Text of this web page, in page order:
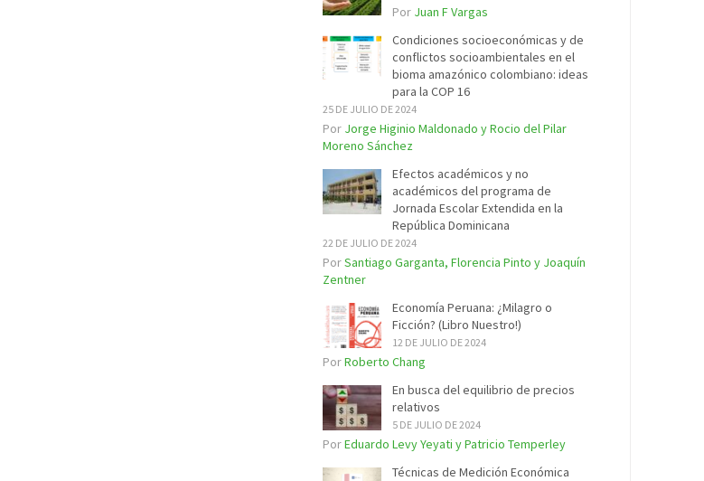
Por Juan F Vargas
Condiciones socioeconómicas y de
conflictos socioambientales en el
bioma amazónico colombiano: ideas
para la COP 16
25 DE JULIO DE 2024
Por Jorge Higinio Maldonado y Rocio del Pilar
Moreno Sánchez
Efectos académicos y no
académicos del programa de
Jornada Escolar Extendida en la
República Dominicana
22 DE JULIO DE 2024
PorSantiago Garganta, Florencia Pinto y Joaquín
Zentner
Economía Peruana: ¿Milagro o
Ficción? (Libro Nuestro!)
12 DE JULIO DE 2024
PorRoberto Chang
En busca del equilibrio de precios
relativos
5 DE JULIO DE 2024
PorEduardo Levy Yeyati y Patricio Temperley
Técnicas de Medición Económica